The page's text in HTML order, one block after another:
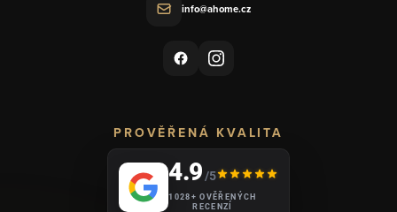
info@ahome.cz
PROVĚŘENÁ KVALITA
4.9/5
1028+ OVĚŘENÝCH
RECENZÍ